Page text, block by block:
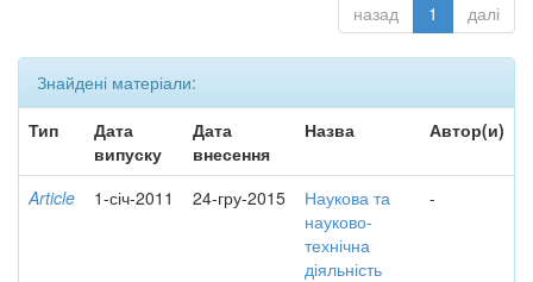
назад 1 далі
Знайдені матеріали:
Тип
Дата
випуску
Дата
внесення
Назва Автор(и)
Article 1-січ-2011 24-гру-2015
Наукова та
науково-
технічна
діяльність
-